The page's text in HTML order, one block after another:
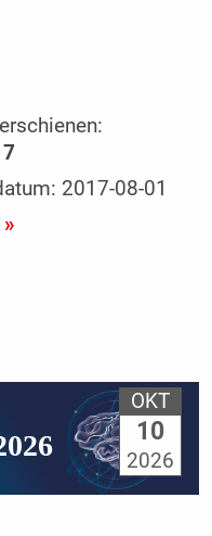
2017-08-01
OKT
10
2026